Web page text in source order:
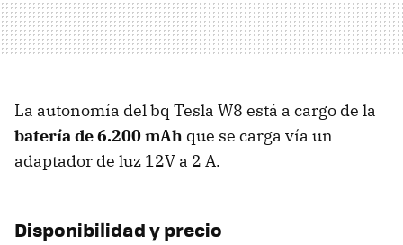
La autonomía del bq Tesla W8 está a cargo de la
batería de 6.200 mAh que se carga vía un
adaptador de luz 12V a 2 A.
Disponibilidad y precio